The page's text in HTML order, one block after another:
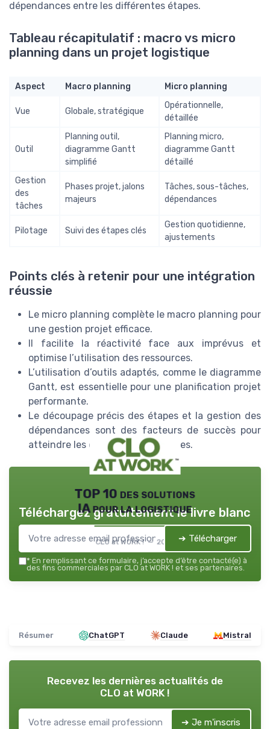
dépendances entre les différentes étapes.
Tableau récapitulatif : macro vs micro
planning dans un projet logistique
Aspect Macro planning Micro planning
Vue Globale, stratégique
Opérationnelle,
détaillée
Outil
Planning outil,
diagramme Gantt
simplifié
Planning micro,
diagramme Gantt
détaillé
Gestion
des
tâches
Phases projet, jalons
majeurs
Tâches, sous-tâches,
dépendances
Pilotage Suivi des étapes clés
Gestion quotidienne,
ajustements
Points clés à retenir pour une intégration
réussie
Le micro planning complète le macro planning pour
une gestion projet efficace.
Il facilite la réactivité face aux imprévus et
optimise l’utilisation des ressources.
L’utilisation d’outils adaptés, comme le diagramme
Gantt, est essentielle pour une planification projet
performante.
Le découpage précis des étapes et la gestion des
dépendances sont des facteurs de succès pour
atteindre les objectifs stratégiques.
TOP 10 des solutions
IA pour la logistique
CLO at WORK ! — 2026
Téléchargez gratuitement le livre blanc
➔ Télécharger
* En remplissant ce formulaire, j’accepte d’être contacté(e) à
des fins commerciales par CLO at WORK ! et ses partenaires.
Résumer ChatGPT Claude Mistral
Recevez les dernières actualités de
CLO at WORK !
➔ Je m'inscris